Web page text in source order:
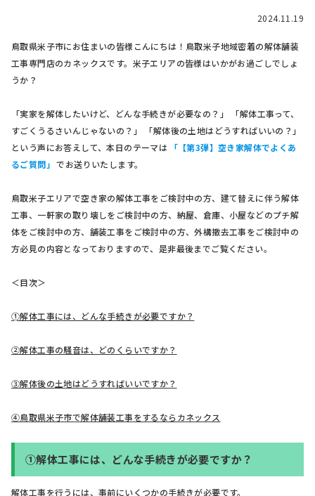
2024.11.19
鳥取県米子市にお住まいの皆様こんにちは！鳥取米子地域密着の解体舗装
工事専門店のカネックスです。米子エリアの皆様はいかがお過ごしでしょ
うか？
「実家を解体したいけど、どんな手続きが必要なの？」 「解体工事って、
すごくうるさいんじゃないの？」 「解体後の土地はどうすればいいの？」
という声にお答えして、本日のテーマは 「【第3弾】空き家解体でよくあ
るご質問」 でお送りいたします。
鳥取米子エリアで空き家の解体工事をご検討中の方、建て替えに伴う解体
工事、一軒家の取り壊しをご検討中の方、納屋、倉庫、小屋などのプチ解
体をご検討中の方、舗装工事をご検討中の方、外構撤去工事をご検討中の
方必見の内容となっておりますので、是非最後までご覧ください。
＜目次＞
➀解体工事には、どんな手続きが必要ですか？
②解体工事の騒音は、どのくらいですか？
③解体後の土地はどうすればいいですか？
④鳥取県米子市で解体舗装工事をするならカネックス
①解体工事には、どんな手続きが必要ですか？
解体工事を行うには、事前にいくつかの手続きが必要です。